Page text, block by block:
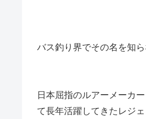
バス釣り界でその名を知
日本屈指のルアーメーカ
て長年活躍してきたレジェ